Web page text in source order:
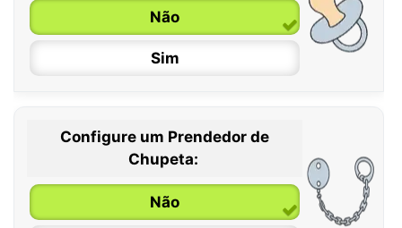
Não
Sim
0 / 6 meses
6 / 36 meses
Configure um Prendedor de
Chupeta:
Não